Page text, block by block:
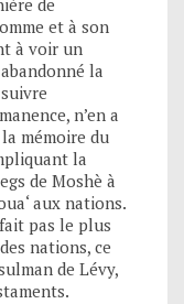
de
et à son
à voir un
la
n’en a
mémoire du
la
de Moshè à
aux nations.
pas le plus
nations, ce
de Lévy,